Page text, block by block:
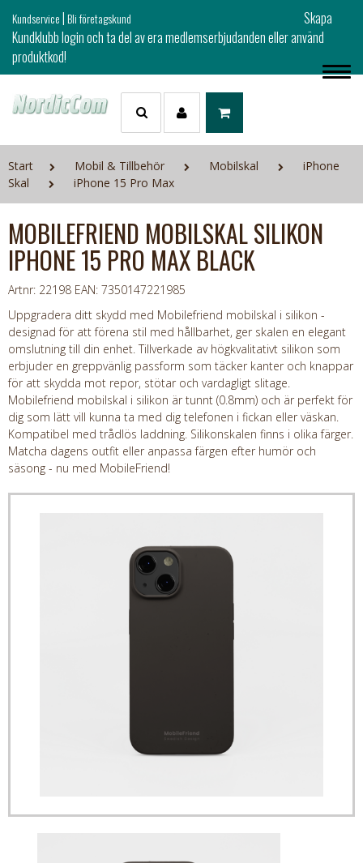
Kundservice|Bli företagskund
Skapa
Kundklubb login och ta del av era medlemserbjudanden eller använd
produktkod!
Start Mobil & Tillbehör Mobilskal
iPhone
Skal
iPhone 15 Pro Max
MOBILEFRIEND MOBILSKAL SILIKON
IPHONE 15 PRO MAX BLACK
Artnr: 22198 EAN: 7350147221985
Uppgradera ditt skydd med Mobilefriend mobilskal i silikon -
designad för att förena stil med hållbarhet, ger skalen en elegant
omslutning till din enhet. Tillverkade av högkvalitativt silikon som
erbjuder en greppvänlig passform som täcker kanter och knappar
för att skydda mot repor, stötar och vardagligt slitage.
Mobilefriend mobilskal i silikon är tunnt (0.8mm) och är perfekt för
dig som lätt vill kunna ta med dig telefonen i fickan eller väskan.
Kompatibel med trådlös laddning. Silikonskalen finns i olika färger.
Matcha dagens outfit eller anpassa färgen efter humör och
säsong - nu med MobileFriend!